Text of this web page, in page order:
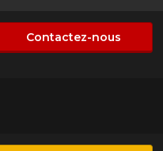
Contactez-nous